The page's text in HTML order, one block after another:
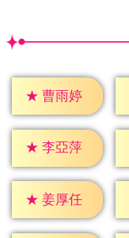
★ 曹雨婷
★ 李亞萍
★ 姜厚任